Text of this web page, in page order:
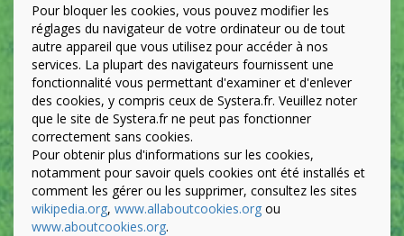
Pour bloquer les cookies, vous pouvez modifier les
réglages du navigateur de votre ordinateur ou de tout
autre appareil que vous utilisez pour accéder à nos
services. La plupart des navigateurs fournissent une
fonctionnalité vous permettant d'examiner et d'enlever
des cookies, y compris ceux de Systera.fr. Veuillez noter
que le site de Systera.fr ne peut pas fonctionner
correctement sans cookies.
Pour obtenir plus d'informations sur les cookies,
notamment pour savoir quels cookies ont été installés et
comment les gérer ou les supprimer, consultez les sites
wikipedia.org, www.allaboutcookies.org ou
www.aboutcookies.org.